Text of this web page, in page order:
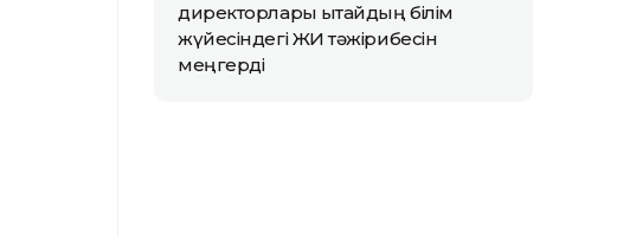
директорлары Қытайдың білім
жүйесіндегі ЖИ тәжірибесін
меңгерді